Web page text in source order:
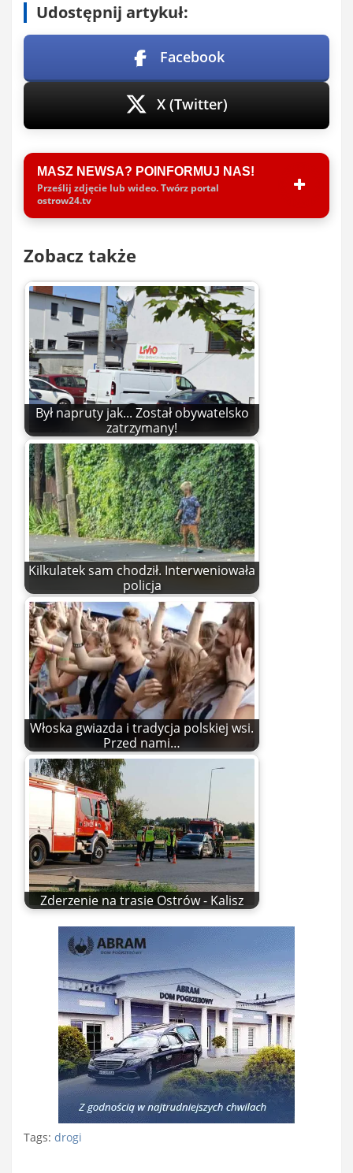
Udostępnij artykuł:
Facebook
X (Twitter)
MASZ NEWSA? POINFORMUJ NAS!
Prześlij zdjęcie lub wideo. Twórz portal
ostrow24.tv
Zobacz także
Był napruty jak... Został obywatelsko
zatrzymany!
Kilkulatek sam chodził. Interweniowała
policja
Włoska gwiazda i tradycja polskiej wsi.
Przed nami…
Zderzenie na trasie Ostrów - Kalisz
Tags: drogi